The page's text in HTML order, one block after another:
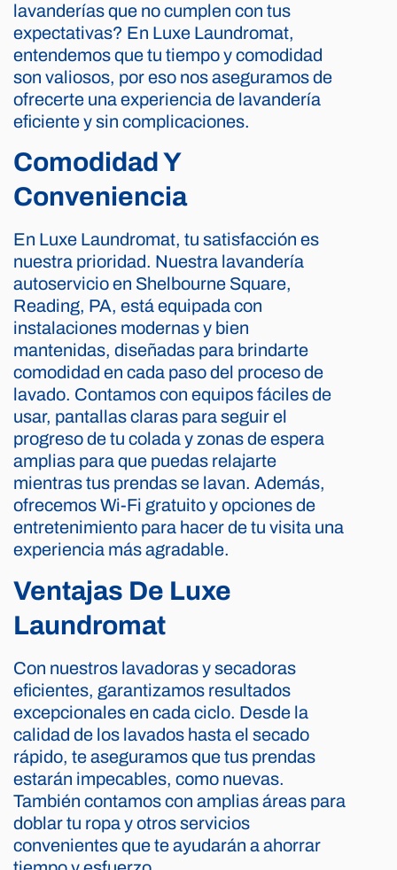
lavanderías que no cumplen con tus
expectativas? En Luxe Laundromat,
entendemos que tu tiempo y comodidad
son valiosos, por eso nos aseguramos de
ofrecerte una experiencia de lavandería
eficiente y sin complicaciones.
Comodidad Y
Conveniencia
En Luxe Laundromat, tu satisfacción es
nuestra prioridad. Nuestra lavandería
autoservicio en Shelbourne Square,
Reading, PA, está equipada con
instalaciones modernas y bien
mantenidas, diseñadas para brindarte
comodidad en cada paso del proceso de
lavado. Contamos con equipos fáciles de
usar, pantallas claras para seguir el
progreso de tu colada y zonas de espera
amplias para que puedas relajarte
mientras tus prendas se lavan. Además,
ofrecemos Wi-Fi gratuito y opciones de
entretenimiento para hacer de tu visita una
experiencia más agradable.
Ventajas De Luxe
Laundromat
Con nuestros lavadoras y secadoras
eficientes, garantizamos resultados
excepcionales en cada ciclo. Desde la
calidad de los lavados hasta el secado
rápido, te aseguramos que tus prendas
estarán impecables, como nuevas.
También contamos con amplias áreas para
doblar tu ropa y otros servicios
convenientes que te ayudarán a ahorrar